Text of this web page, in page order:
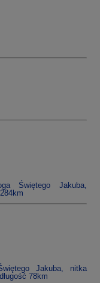
Świętego Jakuba,
Jakuba, nitka
78km